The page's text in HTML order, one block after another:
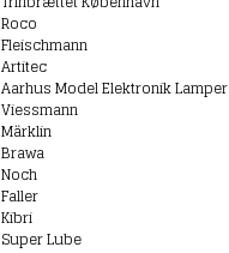
Roco
Fleischmann
Artitec
Aarhus Model Elektronik Lamper
Viessmann
Märklin
Brawa
Noch
Faller
Kibri
Super Lube